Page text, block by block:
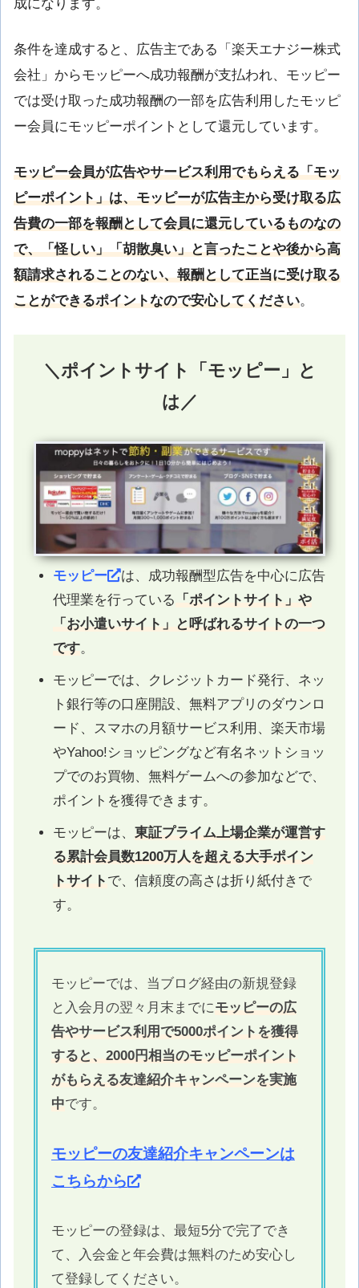
成になります。
条件を達成すると、広告主である「楽天エナジー株式
会社」からモッピーへ成功報酬が支払われ、モッピー
では受け取った成功報酬の一部を広告利用したモッピ
ー会員にモッピーポイントとして還元しています。
モッピー会員が広告やサービス利用でもらえる「モッ
ピーポイント」は、モッピーが広告主から受け取る広
告費の一部を報酬として会員に還元しているものなの
で、「怪しい」「胡散臭い」と言ったことや後から高
額請求されることのない、報酬として正当に受け取る
ことができるポイントなので安心してください。
＼ポイントサイト「モッピー」と
は／
モッピー
は、成功報酬型広告を中心に広告
代理業を行っている 「ポイントサイト」や
「お小遣いサイト」と呼ばれるサイトの一つ
です。
モッピーでは、クレジットカード発行、ネッ
ト銀行等の口座開設、無料アプリのダウンロ
ード、スマホの月額サービス利用、楽天市場
やYahoo!ショッピングなど有名ネットショッ
プでのお買物、無料ゲームへの参加などで、
ポイントを獲得できます。
モッピーは、 東証プライム上場企業が運営す
る累計会員数1200万人を超える大手ポイン
トサイト で、信頼度の高さは折り紙付きで
す。
モッピーでは、当ブログ経由の新規登録
と入会月の翌々月末までにモッピーの広
告やサービス利用で5000ポイントを獲得
すると、2000円相当のモッピーポイント
がもらえる友達紹介キャンペーンを実施
中です。
モッピーの友達紹介キャンペーンは
こちらから
モッピーの登録は、最短5分で完了でき
て、入会金と年会費は無料のため安心し
て登録してください。